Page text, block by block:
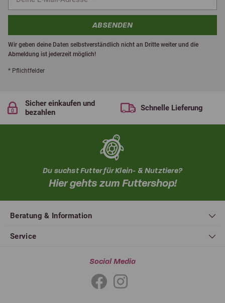
ABSENDEN
Wir geben deine Daten selbstverständlich nicht an Dritte weiter und die
Abmeldung ist jederzeit möglich!
* Pflichtfelder
Sicher einkaufen und
bezahlen
Schnelle Lieferung
Du suchst Futter für Klein- & Nutztiere?
Hier gehts zum Futtershop!
Beratung & Information
Service
Social Media